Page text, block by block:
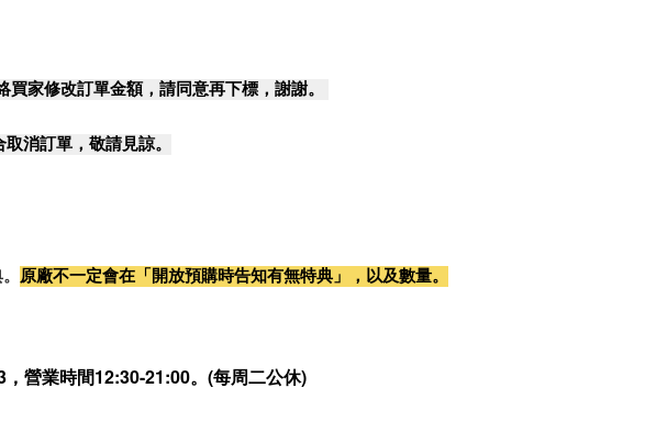
家修改訂單金額，請同意再下標，謝謝。
消訂單，敬請見諒。
原廠不一定會在「開放預購時告知有無特典」，以及數量。
營業時間12:30-21:00。(每周二公休)